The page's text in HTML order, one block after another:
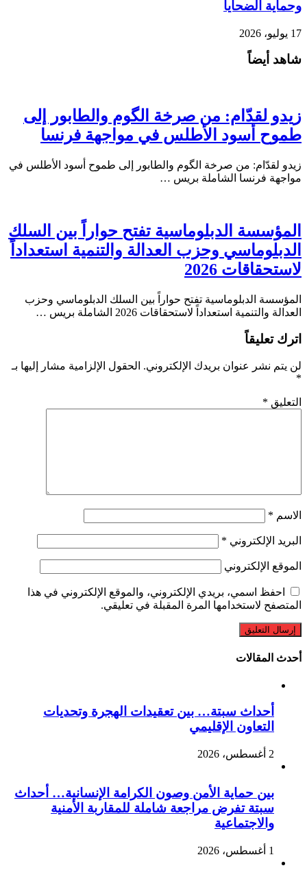
وحماية الضحايا
17 يوليو، 2026
شاهد أيضاً
زيدو لقدّام: من صرخة الگوم والطابور إلى
طموح أسود الأطلس في مواجهة فرنسا
زيدو لقدّام: من صرخة الگوم والطابور إلى طموح أسود الأطلس في
مواجهة فرنسا الشاملة بريس …
المؤسسة الدبلوماسية تفتح حواراً بين السلك
الدبلوماسي وحزب العدالة والتنمية استعداداً
لاستحقاقات 2026
المؤسسة الدبلوماسية تفتح حواراً بين السلك الدبلوماسي وحزب
العدالة والتنمية استعداداً لاستحقاقات 2026 الشاملة بريس …
اترك تعليقاً
لن يتم نشر عنوان بريدك الإلكتروني. الحقول الإلزامية مشار إليها بـ
*
التعليق *
الاسم *
البريد الإلكتروني *
الموقع الإلكتروني
احفظ اسمي، بريدي الإلكتروني، والموقع الإلكتروني في هذا
المتصفح لاستخدامها المرة المقبلة في تعليقي.
أحدث المقالات
أحداث سبتة… بين تعقيدات الهجرة وتحديات
التعاون الإقليمي
2 أغسطس، 2026
بين حماية الأمن وصون الكرامة الإنسانية… أحداث
سبتة تفرض مراجعة شاملة للمقاربة الأمنية
والاجتماعية
1 أغسطس، 2026